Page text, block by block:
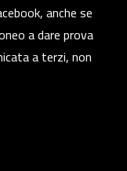
anche se
a dare prova
a terzi, non